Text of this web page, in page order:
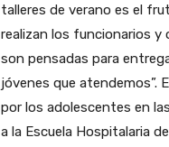
talleres de verano es el
realizan los funcionarios y
son pensadas para
jóvenes que atendemos”.
por los adolescentes en
a la Escuela Hospitalaria